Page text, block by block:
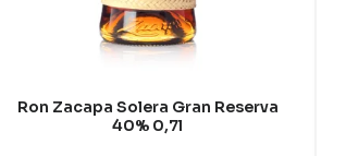
Ron Zacapa Solera Gran Reserva
40% 0,7l